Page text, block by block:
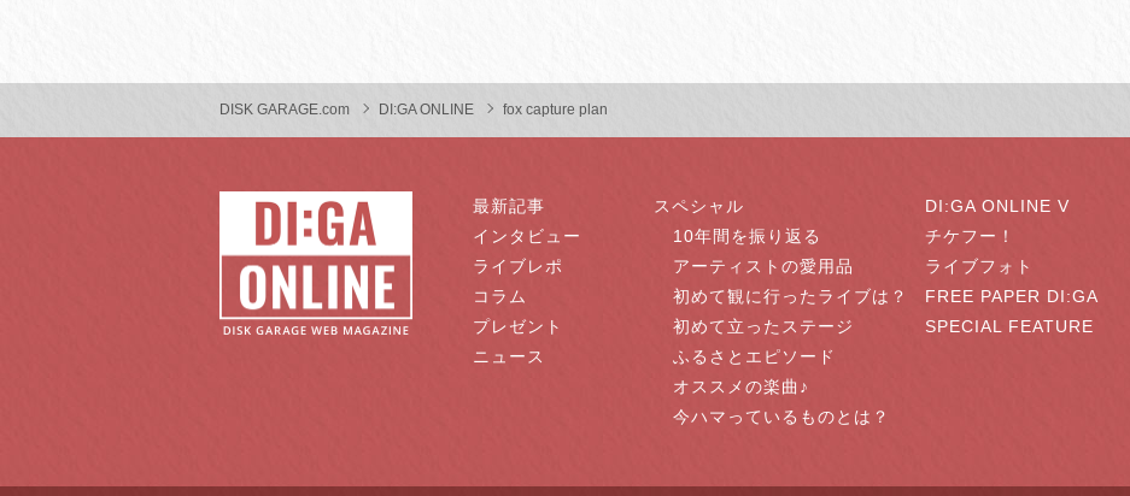
DISK GARAGE.com DI:GA ONLINE fox capture plan
最新記事
インタビュー
ライブレポ
コラム
プレゼント
ニュース
スペシャル
10年間を振り返る
アーティストの愛用品
初めて観に行ったライブは？
初めて立ったステージ
ふるさとエピソード
オススメの楽曲♪
今ハマっているものとは？
DI:GA ONLINE V
チケフー！
ライブフォト
FREE PAPER DI:GA
SPECIAL FEATURE